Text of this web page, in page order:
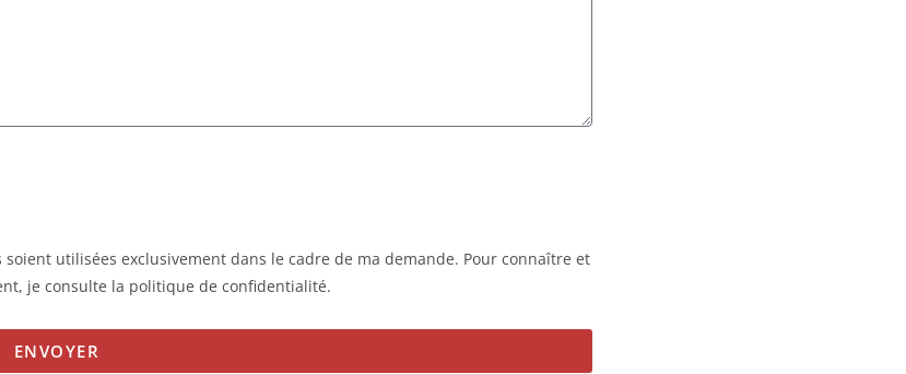
utilisées exclusivement dans le cadre de ma demande. Pour connaître et
je consulte la politique de confidentialité.
ENVOYER